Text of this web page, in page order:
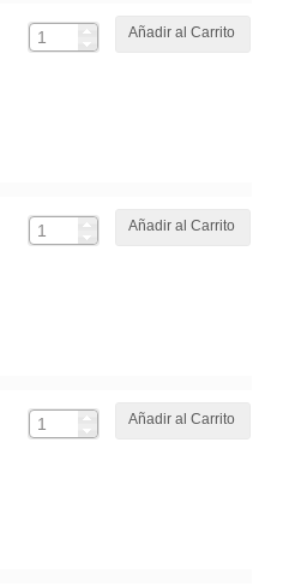
Añadir al Carrito
Añadir al Carrito
Añadir al Carrito